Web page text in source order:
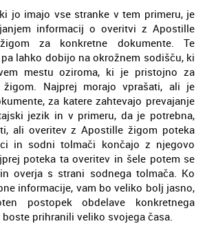
jo imajo vse stranke v tem primeru, je
informacij o overitvi z Apostille
za konkretne dokumente. Te
lahko dobijo na okrožnem sodišču, ki
mestu oziroma, ki je pristojno za
Najprej morajo vprašati, ali je
za katere zahtevajo prevajanje
jezik in v primeru, da je potrebna,
ali overitev z Apostille žigom poteka
in sodni tolmači končajo z njegovo
poteka ta overitev in šele potem se
overja s strani sodnega tolmača. Ko
informacije, vam bo veliko bolj jasno,
postopek obdelave konkretnega
prihranili veliko svojega časa.